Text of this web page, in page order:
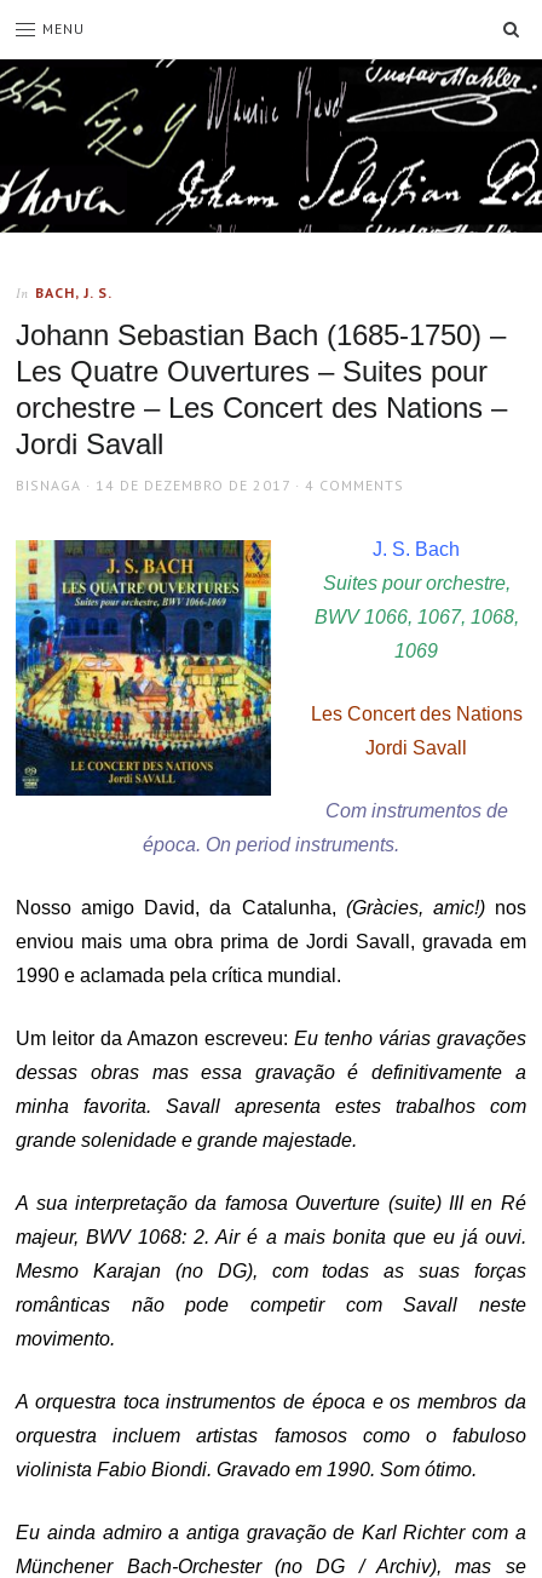
MENU
In BACH, J. S.
Johann Sebastian Bach (1685-1750) –
Les Quatre Ouvertures – Suites pour
orchestre – Les Concert des Nations –
Jordi Savall
AUTHOR
BISNAGA
POSTED
14 DE DEZEMBRO DE 2017 4 COMMENTS
J. S. Bach
Suites pour orchestre,
BWV 1066, 1067, 1068,
1069
Les Concert des Nations
Jordi Savall
Com instrumentos de
época. On period instruments.
Nosso amigo David, da Catalunha, (Gràcies, amic!)nos
enviou mais uma obra prima de Jordi Savall, gravada em
1990 e aclamada pela crítica mundial.
Um leitor da Amazon escreveu: Eu tenho várias gravações
dessas obras mas essa gravação é definitivamente a
minha favorita. Savall apresenta estes trabalhos com
grande solenidade e grande majestade.
A sua interpretação da famosa Ouverture (suite) III en Ré
majeur, BWV 1068: 2. Air é a mais bonita que eu já ouvi.
Mesmo Karajan (no DG), com todas as suas forças
românticas não pode competir com Savall neste
movimento.
A orquestra toca instrumentos de época e os membros da
orquestra incluem artistas famosos como o fabuloso
violinista Fabio Biondi. Gravado em 1990. Som ótimo.
Eu ainda admiro a antiga gravaçãode Karl Richter com a
Münchener Bach-Orchester(no DG / Archiv), mas se